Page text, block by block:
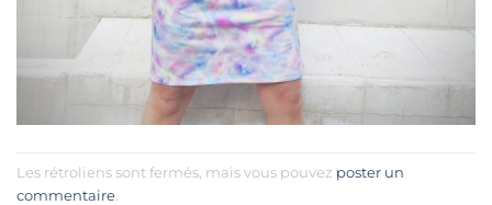
Les rétroliens sont fermés, mais vous pouvez poster un
commentaire